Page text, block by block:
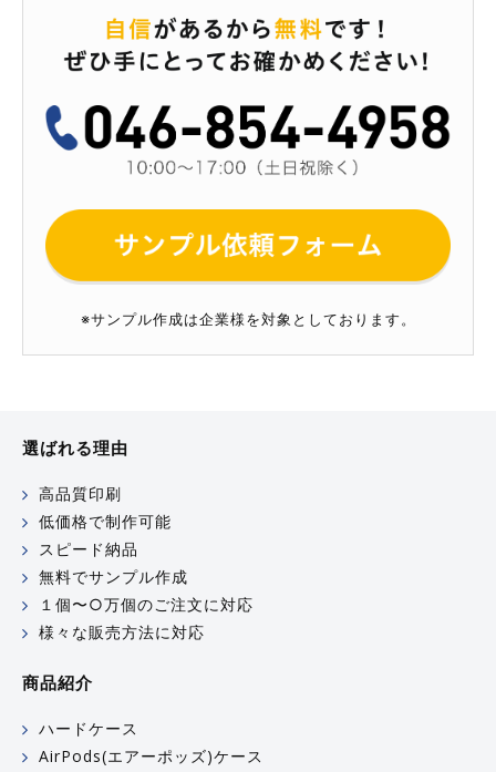
※サンプル作成は企業様を対象としております。
選ばれる理由
高品質印刷
低価格で制作可能
スピード納品
無料でサンプル作成
１個〜○万個のご注文に対応
様々な販売方法に対応
商品紹介
ハードケース
AirPods(エアーポッズ)ケース